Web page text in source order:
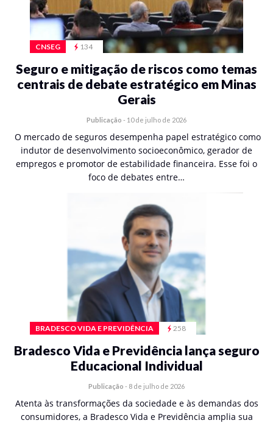
CNSEG 134
Seguro e mitigação de riscos como temas
centrais de debate estratégico em Minas
Gerais
Publicação - 10 de julho de 2026
O mercado de seguros desempenha papel estratégico como
indutor de desenvolvimento socioeconômico, gerador de
empregos e promotor de estabilidade financeira. Esse foi o
foco de debates entre…
BRADESCO VIDA E PREVIDÊNCIA 258
Bradesco Vida e Previdência lança seguro
Educacional Individual
Publicação - 8 de julho de 2026
Atenta às transformações da sociedade e às demandas dos
consumidores, a Bradesco Vida e Previdência amplia sua